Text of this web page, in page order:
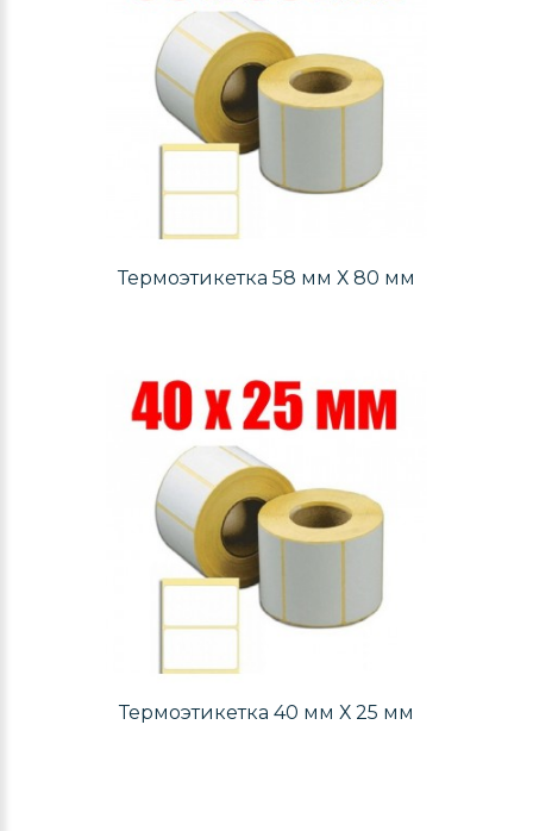
Термоэтикетка 58 мм Х 80 мм
Термоэтикетка 40 мм Х 25 мм